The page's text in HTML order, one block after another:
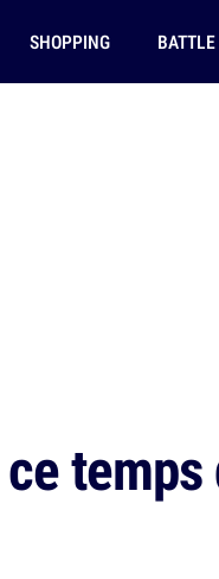
SHOPPING BATTLE
temps